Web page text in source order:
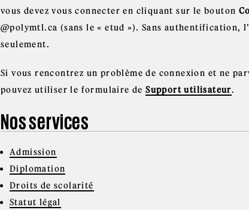
vous devez vous connecter en cliquant sur le bouton
@polymtl.ca (sans le « etud »). Sans authentification,
seulement.
Si vous rencontrez un problème de connexion et ne
pouvez utiliser le formulaire deSupport utilisateur.
Nos services
Admission
Diplomation
Droits de scolarité
Statut légal